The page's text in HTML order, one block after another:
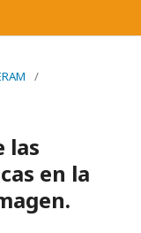
/
las
en la